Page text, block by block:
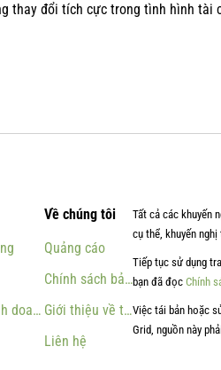
thay đổi tích cực trong tình hình tài
doanh
Về chúng tôi
Quảng cáo
Chính sách bảo mật
Giới thiệu về trang web
Liên hệ
Tất cả các khuyến
cụ thể, khuyến
Tiếp tục sử dụng
bạn đã đọc Chính
Việc tái bản hoặc
Grid, nguồn này